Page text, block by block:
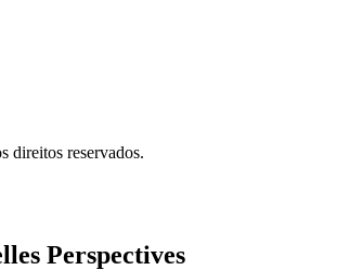
direitos reservados.
Perspectives